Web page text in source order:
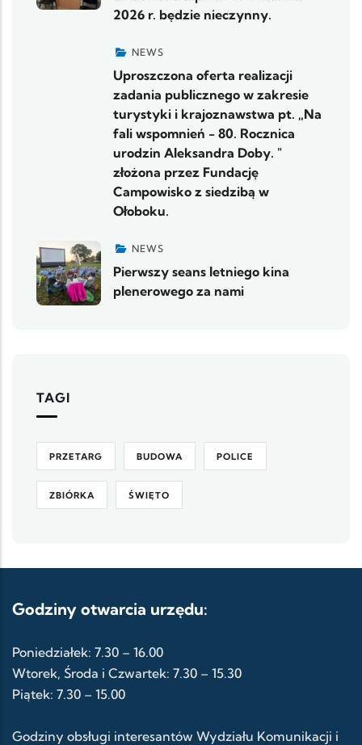
2026 r. będzie nieczynny.
NEWS
Uproszczona oferta realizacji
zadania publicznego w zakresie
turystyki i krajoznawstwa pt. „Na
fali wspomnień - 80. Rocznica
urodzin Aleksandra Doby. "
złożona przez Fundację
Campowisko z siedzibą w
Ołoboku.
NEWS
Pierwszy seans letniego kina
plenerowego za nami
TAGI
PRZETARG BUDOWA POLICE
ZBIÓRKA ŚWIĘTO
Godziny otwarcia urzędu:
Poniedziałek: 7.30 – 16.00
Wtorek, Środa i Czwartek: 7.30 – 15.30
Piątek: 7.30 – 15.00
Godziny obsługi interesantów Wydziału Komunikacji i